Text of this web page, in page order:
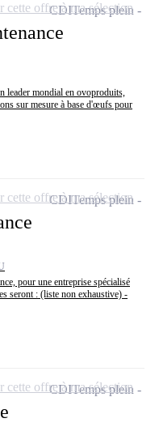
leader mondial en ovoproduits,
sur mesure à base d'œufs pour
CDITemps plein
cette offre à ma sélection
pour une entreprise spécialisé
seront : (liste non exhaustive) -
CDITemps plein
cette offre à ma sélection
CDITemps plein
cette offre à ma sélection